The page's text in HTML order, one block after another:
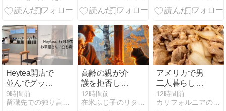
ドリー付☆即
込)
Heytea開店で
並んでグッズ
をもらった話
9時間前
留職先での独り言＠ルイジアナ改めマサチューセッツ
高齢の親が介
護を拒否した
ら？セルフ・
ネグレクトと
12時間前
アメリカで男
二人暮らし。
最後に帰って
きたのは、昭
12時間前
カリフォルニアの南のほうから 〜オンタリオ湖畔から・第四章